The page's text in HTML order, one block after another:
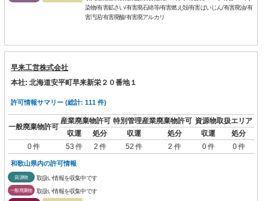
染物/有害鉱さい/有害廃石綿等/有害燃え殻/有害ばいじん/有害廃油/有
害汚泥/有害廃酸/有害廃アルカリ
早来工営株式会社
本社: 北海道安平町早来新栄２０番地１
許可情報サマリー (総計: 111 件)
一般廃棄物許可
産業廃棄物許可 特別管理産業廃棄物許可 資源物取扱エリア
収運
処分 収運 処分 収運
処分
0 件
53 件 2 件 52 件 2 件 0 件 0 件
和歌山県内の許可情報
資源物 取扱い情報を収集中です
一般廃棄物 取扱い情報を収集中です